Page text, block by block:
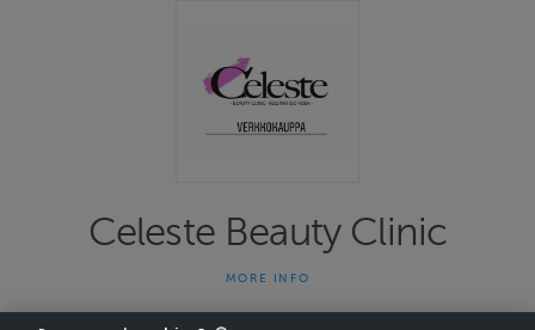
Celeste Beauty Clinic
asiantuntijaliike. Tavoitteena hoidoissa on ihon, kehon ja mielen
MORE INFO